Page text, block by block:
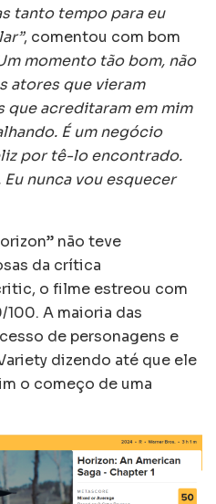
tanto tempo para eu
, comentou com bom
momento tão bom, não
atores que vieram
que acreditaram em mim
É um negócio
por tê-lo encontrado.
nunca vou esquecer
não teve
da crítica
o filme estreou com
A maioria das
de personagens e
dizendo até que ele
o começo de uma